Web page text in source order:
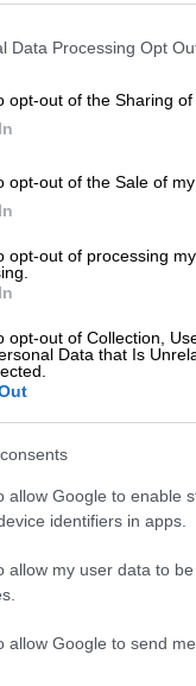
Data Processing Opt
opt-out of the Sharing of
opt-out of the Sale of
opt-out of processing
opt-out of Collection,
Data that Is
allow Google to enable
identifiers in apps.
allow my user data to
allow Google to send
ελεύθερη
υγείας
αφού
ειδικό
που
τρόπο που θα
Όπως
και
την οποία θα
θα έχουν τη
για
ιατρό,